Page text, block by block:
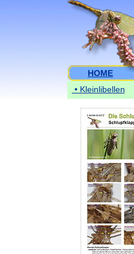
HOME
• Kleinlibellen